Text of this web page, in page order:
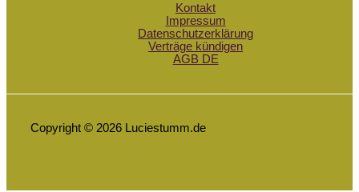
Kontakt
Impressum
Datenschutzerklärung
Verträge kündigen
AGB DE
Copyright © 2026 Luciestumm.de